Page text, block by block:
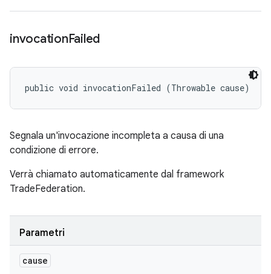
invocationFailed
public void invocationFailed (Throwable cause)
Segnala un'invocazione incompleta a causa di una
condizione di errore.
Verrà chiamato automaticamente dal framework
TradeFederation.
Parametri
cause